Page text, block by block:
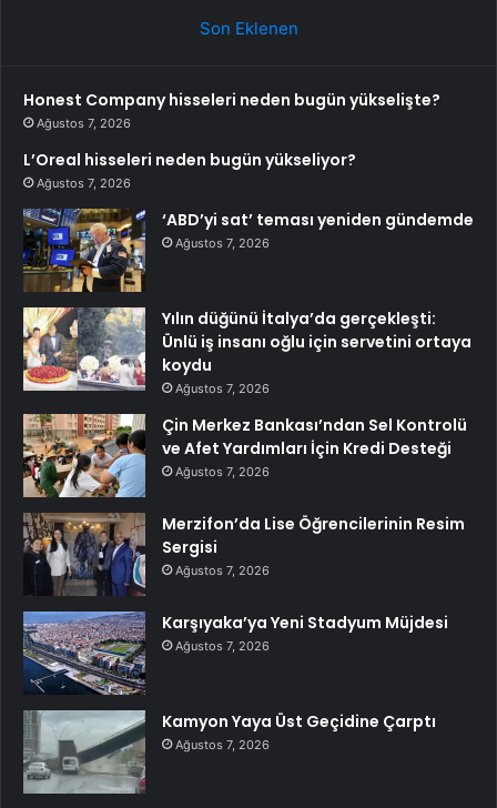
Son Eklenen
Honest Company hisseleri neden bugün yükselişte?
Ağustos 7, 2026
L’Oreal hisseleri neden bugün yükseliyor?
Ağustos 7, 2026
‘ABD’yi sat’ teması yeniden gündemde
Ağustos 7, 2026
Yılın düğünü İtalya’da gerçekleşti:
Ünlü iş insanı oğlu için servetini ortaya
koydu
Ağustos 7, 2026
Çin Merkez Bankası’ndan Sel Kontrolü
ve Afet Yardımları İçin Kredi Desteği
Ağustos 7, 2026
Merzifon’da Lise Öğrencilerinin Resim
Sergisi
Ağustos 7, 2026
Karşıyaka’ya Yeni Stadyum Müjdesi
Ağustos 7, 2026
Kamyon Yaya Üst Geçidine Çarptı
Ağustos 7, 2026